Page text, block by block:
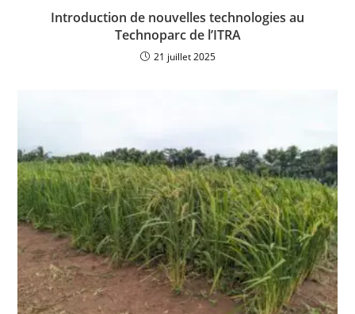
Introduction de nouvelles technologies au
Technoparc de l’ITRA
21 juillet 2025